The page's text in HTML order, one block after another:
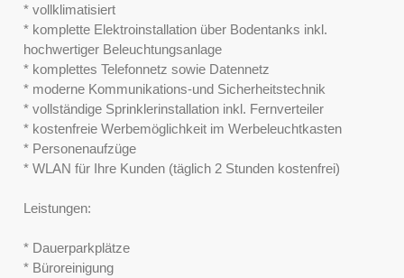
* vollklimatisiert
* komplette Elektroinstallation über Bodentanks inkl.
hochwertiger Beleuchtungsanlage
* komplettes Telefonnetz sowie Datennetz
* moderne Kommunikations-und Sicherheitstechnik
* vollständige Sprinklerinstallation inkl. Fernverteiler
* kostenfreie Werbemöglichkeit im Werbeleuchtkasten
* Personenaufzüge
* WLAN für Ihre Kunden (täglich 2 Stunden kostenfrei)
Leistungen:
* Dauerparkplätze
* Büroreinigung